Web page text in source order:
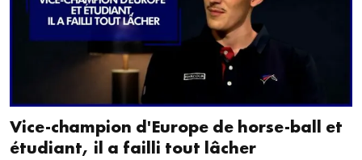
Vice-champion d'Europe de horse-ball et
étudiant, il a failli tout lâcher